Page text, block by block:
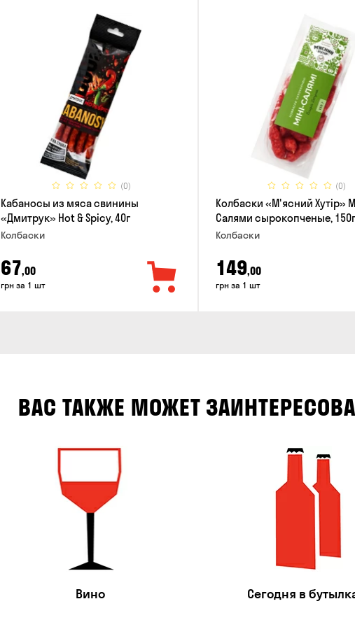
(0)
Кабаносы из мяса свинины
«Дмитрук» Hot & Spicy, 40г
Колбаски
67,00
грн за 1 шт
(0)
Колбаски «М'ясний Хутір»
Салями сырокопченые, 150г
Колбаски
149,00
грн за 1 шт
ВАС ТАКЖЕ МОЖЕТ
Вино Сегодня в